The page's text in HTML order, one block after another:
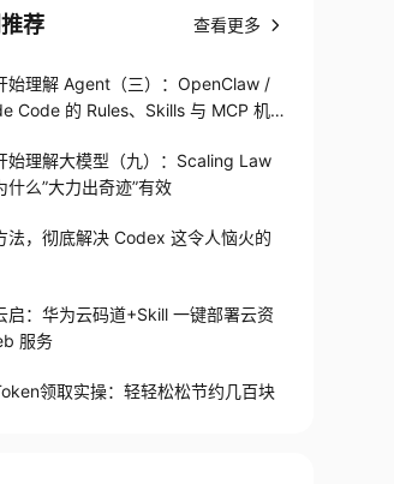
荐 查看更多
始理解 Agent（三）：OpenClaw /
Code 的 Rules、Skills 与 MCP 机
始理解大模型（九）：Scaling Law
么”大力出奇迹”有效
法，彻底解决 Codex 这令人恼火的
启：华为云码道+Skill 一键部署云资
服务
领取实操：轻轻松松节约几百块